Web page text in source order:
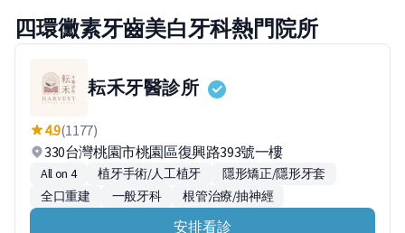
四環黴素牙齒美白牙科熱門院所
耘禾牙醫診所
4.9(1177)
330台灣桃園市桃園區復興路393號一樓
All on 4 植牙手術/人工植牙
隱形矯正/隱形牙套
全口重建
一般牙科 根管治療/抽神經
安排看診